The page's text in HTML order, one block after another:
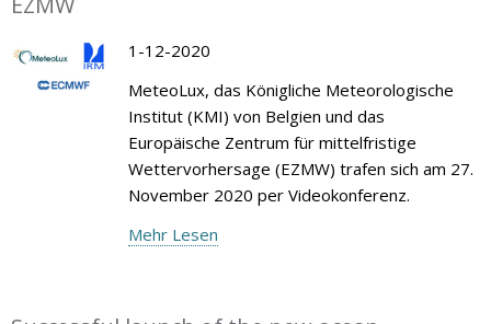
1-12-2020
MeteoLux, das Königliche Meteorologische
Institut (KMI) von Belgien und das
Europäische Zentrum für mittelfristige
Wettervorhersage (EZMW) trafen sich am 27.
November 2020 per Videokonferenz.
Mehr Lesen